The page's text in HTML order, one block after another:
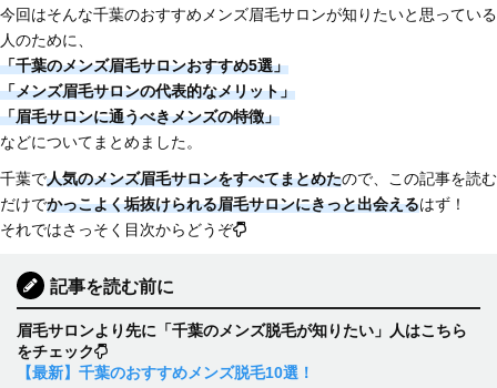
今回はそんな千葉のおすすめメンズ眉毛サロンが知りたいと思っている
人のために、
「千葉のメンズ眉毛サロンおすすめ5選」
「メンズ眉毛サロンの代表的なメリット」
「眉毛サロンに通うべきメンズの特徴」
などについてまとめました。
千葉で人気のメンズ眉毛サロンをすべてまとめたので、この記事を読む
だけでかっこよく垢抜けられる眉毛サロンにきっと出会えるはず！
それではさっそく目次からどうぞ
記事を読む前に
眉毛サロンより先に「千葉のメンズ脱毛が知りたい」人はこちら
をチェック
【最新】千葉のおすすめメンズ脱毛10選！